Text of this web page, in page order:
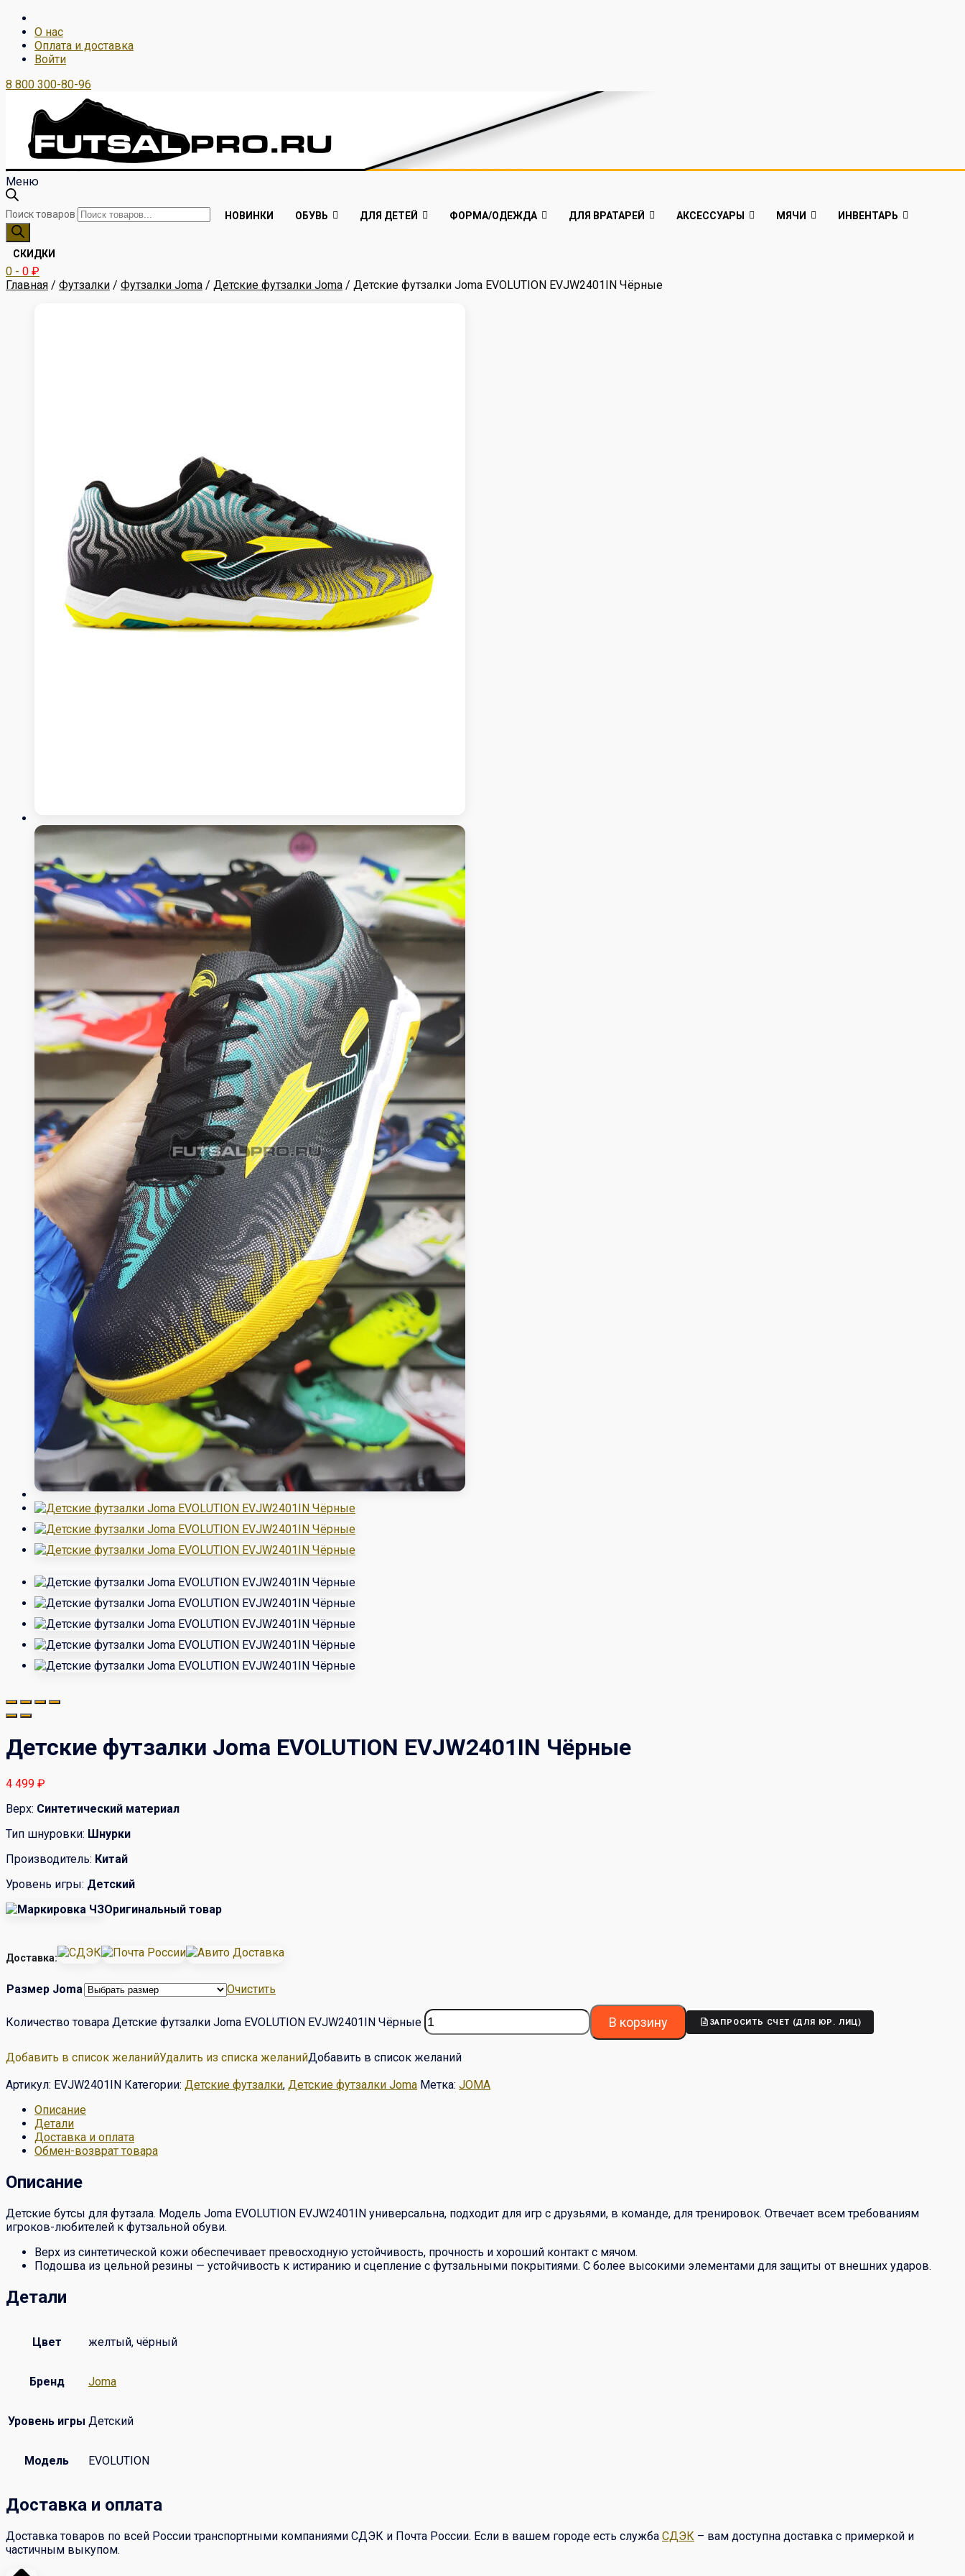
О нас
Оплата и доставка
Войти
8 800 300-80-96
Меню
Поиск товаров НОВИНКИ ОБУВЬ ДЛЯ ДЕТЕЙ ФОРМА/ОДЕЖДА ДЛЯ ВРАТАРЕЙ АКСЕССУАРЫ МЯЧИ ИНВЕНТАРЬ
СКИДКИ
0 - 0 ₽
Главная / Футзалки / Футзалки Joma / Детские футзалки Joma / Детские футзалки Joma EVOLUTION EVJW2401IN Чёрные
Детские футзалки Joma EVOLUTION EVJW2401IN Чёрные
4 499 ₽
Верх: Синтетический материал
Тип шнуровки: Шнурки
Производитель: Китай
Уровень игры: Детский
Оригинальный товар
Доставка:
Размер Joma Очистить
Количество товара Детские футзалки Joma EVOLUTION EVJW2401IN Чёрные В корзину
Добавить в список желанийУдалить из списка желанийДобавить в список желаний
ЗАПРОСИТЬ СЧЕТ (ДЛЯ ЮР. ЛИЦ)
Артикул: EVJW2401IN Категории: Детские футзалки, Детские футзалки Joma Метка: JOMA
Описание
Детали
Доставка и оплата
Обмен-возврат товара
Описание
Детские бутсы для футзала. Модель Joma EVOLUTION EVJW2401IN универсальна, подходит для игр с друзьями, в команде, для тренировок. Отвечает всем требованиям
игроков-любителей к футзальной обуви.
Верх из синтетической кожи обеспечивает превосходную устойчивость, прочность и хороший контакт с мячом.
Подошва из цельной резины — устойчивость к истиранию и сцепление с футзальными покрытиями. С более высокими элементами для защиты от внешних ударов.
Детали
Цвет желтый, чёрный
Бренд Joma
Уровень игры Детский
Модель EVOLUTION
Доставка и оплата
Доставка товаров по всей России транспортными компаниями СДЭК и Почта России. Если в вашем городе есть служба СДЭК – вам доступна доставка с примеркой и
частичным выкупом.